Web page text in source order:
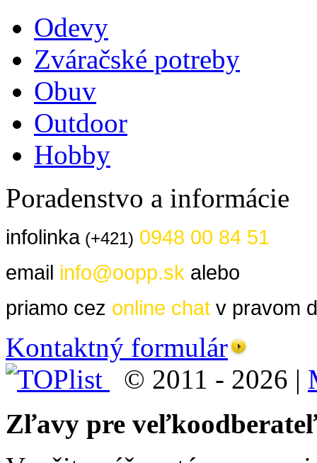
Odevy
Zváračské potreby
Obuv
Outdoor
Hobby
Poradenstvo a informácie
infolinka(+421) 0948 00 84 51
email info@oopp.sk alebo
priamo cez online chat v pravom
Kontaktný formulár
© 2011 - 2026 |
Zľavy pre